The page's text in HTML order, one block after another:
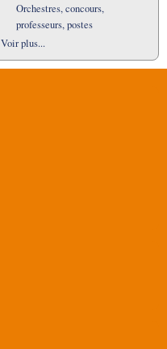
Orchestres, concours,
professeurs, postes
Voir plus...